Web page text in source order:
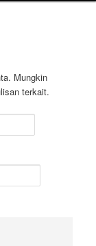
Mungkin
terkait.